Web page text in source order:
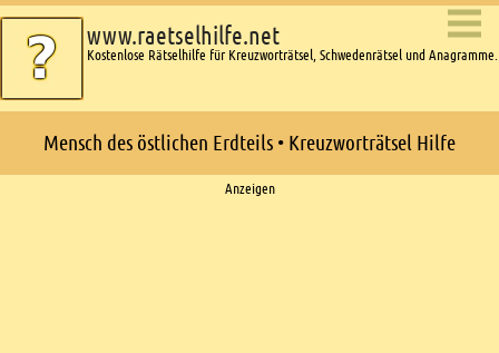
www.raetselhilfe.net
Kostenlose Rätselhilfe für Kreuzworträtsel, Schwedenrätsel und Anagramme.
Mensch des östlichen Erdteils • Kreuzworträtsel Hilfe
Anzeigen